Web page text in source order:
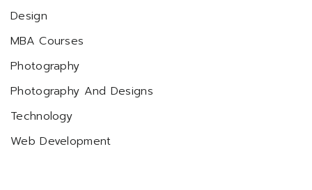
Design
MBA Courses
Photography
Photography And Designs
Technology
Web Development